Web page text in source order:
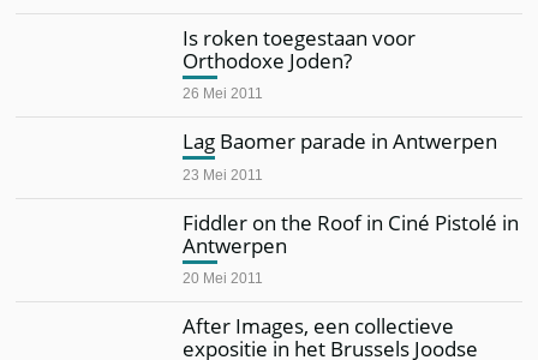
Is roken toegestaan voor
Orthodoxe Joden?
26 Mei 2011
Lag Baomer parade in Antwerpen
23 Mei 2011
Fiddler on the Roof in Ciné Pistolé in
Antwerpen
20 Mei 2011
After Images, een collectieve
expositie in het Brussels Joodse